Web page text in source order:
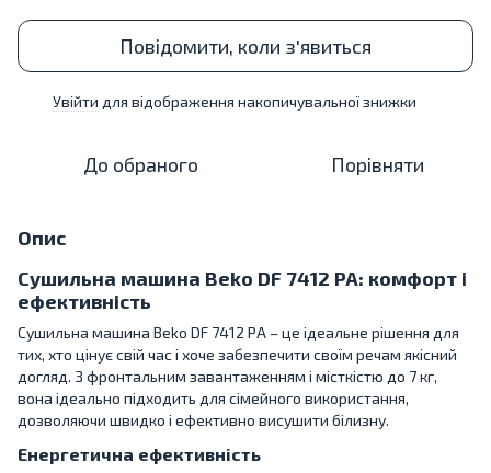
Повідомити, коли з'явиться
Увійти для відображення накопичувальної знижки
До обраного Порівняти
Опис
Сушильна машина Beko DF 7412 PA: комфорт і
ефективність
Сушильна машина Beko DF 7412 PA – це ідеальне рішення для
тих, хто цінує свій час і хоче забезпечити своїм речам якісний
догляд. З фронтальним завантаженням і місткістю до 7 кг,
вона ідеально підходить для сімейного використання,
дозволяючи швидко і ефективно висушити білизну.
Енергетична ефективність